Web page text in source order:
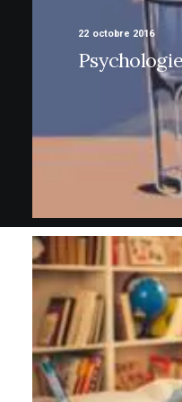
22 octobre 2016